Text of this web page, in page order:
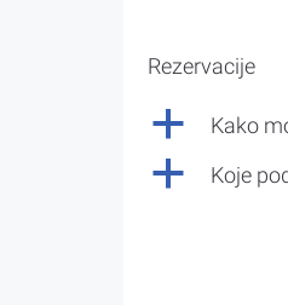
Rezervacije
a Kako
a Koje